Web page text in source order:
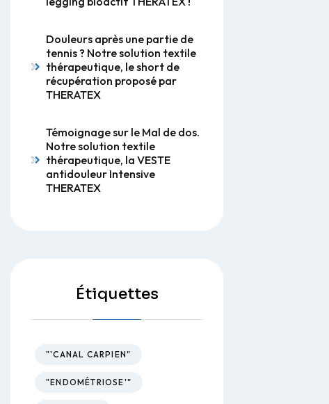
Douleurs après une partie de
tennis ? Notre solution textile
thérapeutique, le short de
récupération proposé par
THERATEX
Témoignage sur le Mal de dos.
Notre solution textile
thérapeutique, la VESTE
antidouleur Intensive
THERATEX
Étiquettes
"'CANAL CARPIEN"
"ENDOMÉTRIOSE'"